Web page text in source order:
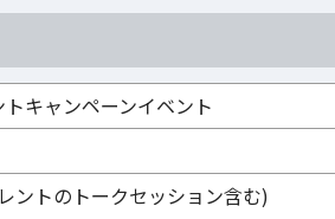
キャンペーンイベント
ントのトークセッション含む)